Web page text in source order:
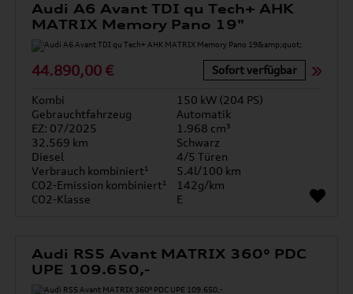
Audi A6 Avant TDI qu Tech+ AHK
MATRIX Memory Pano 19"
44.890,00 € Sofort verfügbar
Kombi
150 kW (204 PS)
Gebrauchtfahrzeug
Automatik
EZ: 07/2025
1.968 cm³
32.569 km
Schwarz
Diesel
4/5 Türen
Verbrauch kombiniert¹
5.4l/100 km
CO2-Emission kombiniert¹
142g/km
CO2-Klasse
E
Audi RS5 Avant MATRIX 360° PDC
UPE 109.650,-